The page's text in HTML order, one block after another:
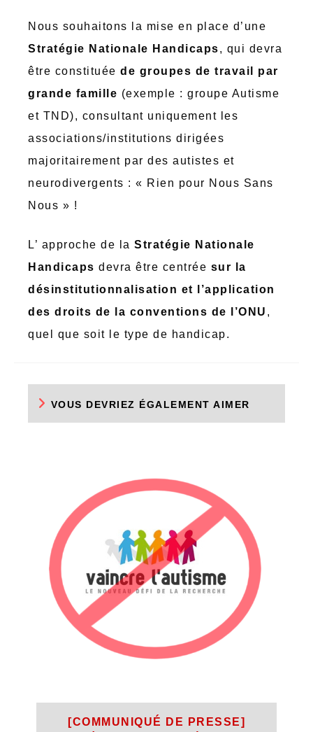
Nous souhaitons la mise en place d’une
Stratégie Nationale Handicaps, qui devra
être constituée de groupes de travail par
grande famille (exemple : groupe Autisme
et TND), consultant uniquement les
associations/institutions dirigées
majoritairement par des autistes et
neurodivergents : « Rien pour Nous Sans
Nous » !
L’ approche de la Stratégie Nationale
Handicaps devra être centrée sur la
désinstitutionnalisation et l’application
des droits de la conventions de l’ONU ,
quel que soit le type de handicap.
VOUS DEVRIEZ ÉGALEMENT AIMER
[COMMUNIQUÉ DE PRESSE]